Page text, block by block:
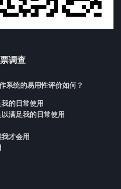
调查
系统的易用性评价如何？
的日常使用
满足我的日常使用
才会用